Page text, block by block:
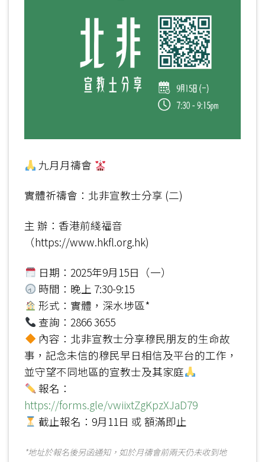
九月月禱會
實體祈禱會：北非宣教士分享 (二)
主 辦：香港前綫福音
（https://www.hkfl.org.hk)
日期：2025年9月15日（一）
時間：晚上 7:30-9:15
形式：實體，深水埗區*
查詢：2866 3655
內容：北非宣教士分享穆民朋友的生命故
事，記念未信的穆民早日相信及平台的工作，
並守望不同地區的宣教士及其家庭
報名：
https://forms.gle/vwiixtZgKpzXJaD79
截止報名：9月11日 或 額滿即止
*地址於報名後另函通知，如於月禱會前兩天仍未收到地